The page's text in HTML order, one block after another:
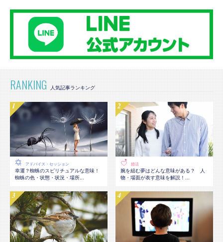
RANKING
アドバイス・セッション
幸運？蜘蛛のスピリチュアルな意味！
蜘蛛の色・状態・状況・場所...
婚活
腕を組む夢はどんな意味がある？ 人
物・場面が表す意味を解説！...